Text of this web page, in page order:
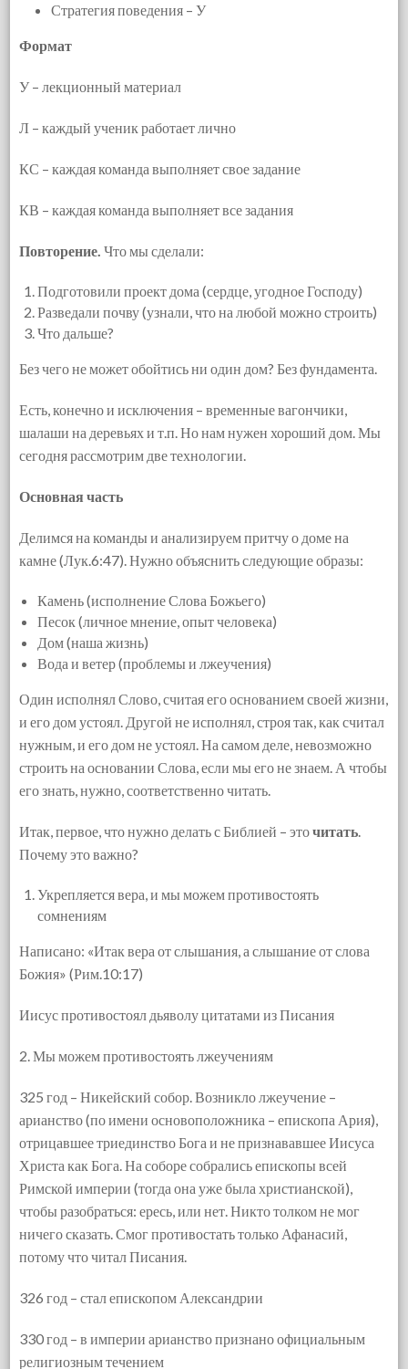
Стратегия поведения – У
Формат
У – лекционный материал
Л – каждый ученик работает лично
КС – каждая команда выполняет свое задание
КВ – каждая команда выполняет все задания
Повторение. Что мы сделали:
Подготовили проект дома (сердце, угодное Господу)
Разведали почву (узнали, что на любой можно строить)
Что дальше?
Без чего не может обойтись ни один дом? Без фундамента.
Есть, конечно и исключения – временные вагончики,
шалаши на деревьях и т.п. Но нам нужен хороший дом. Мы
сегодня рассмотрим две технологии.
Основная часть
Делимся на команды и анализируем притчу о доме на
камне (Лук.6:47). Нужно объяснить следующие образы:
Камень (исполнение Слова Божьего)
Песок (личное мнение, опыт человека)
Дом (наша жизнь)
Вода и ветер (проблемы и лжеучения)
Один исполнял Слово, считая его основанием своей жизни,
и его дом устоял. Другой не исполнял, строя так, как считал
нужным, и его дом не устоял. На самом деле, невозможно
строить на основании Слова, если мы его не знаем. А чтобы
его знать, нужно, соответственно читать.
Итак, первое, что нужно делать с Библией – эточитать
Почему это важно?
Укрепляется вера, и мы можем противостоять
сомнениям
Написано: «Итак вера от слышания, а слышание от слова
Божия» (Рим.10:17)
Иисус противостоял дьяволу цитатами из Писания
2. Мы можем противостоять лжеучениям
325 год – Никейский собор. Возникло лжеучение –
арианство (по имени основоположника – епископа Ария),
отрицавшее триединство Бога и не признававшее Иисуса
Христа как Бога. На соборе собрались епископы всей
Римской империи (тогда она уже была христианской),
чтобы разобраться: ересь, или нет. Никто толком не мог
ничего сказать. Смог противостать только Афанасий,
потому что читал Писания.
326 год – стал епископом Александрии
330 год – в империи арианство признано официальным
религиозным течением